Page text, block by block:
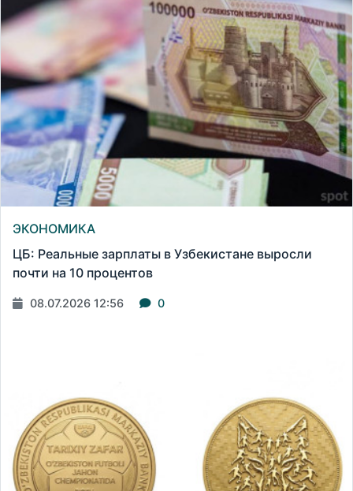
ЭКОНОМИКА
ЦБ: Реальные зарплаты в Узбекистане выросли
почти на 10 процентов
08.07.2026 12:56 0